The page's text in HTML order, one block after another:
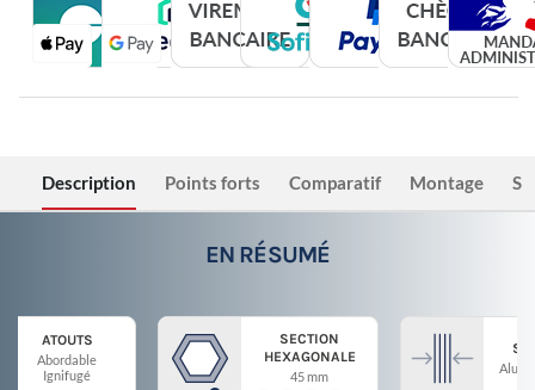
Description Points forts Comparatif Montage
EN RÉSUMÉ
ATOUTS
Abordable
Ignifugé
SECTION
HEXAGONALE
45 mm